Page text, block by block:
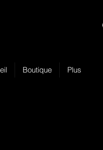
Boutique Plus